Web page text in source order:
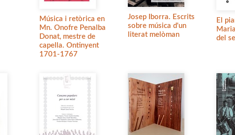
Música i retòrica en
Mn. Onofre Penalba
Donat, mestre de
capella. Ontinyent
1701-1767
Josep Iborra. Escrits
sobre música d'un
literat melòman
El
del